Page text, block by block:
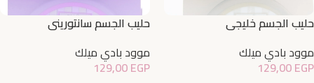
حليب الجسم خليجي
موود بادي ميلك
129,00EGP
حليب الجسم سانتوريني
موود بادي ميلك
129,00EGP